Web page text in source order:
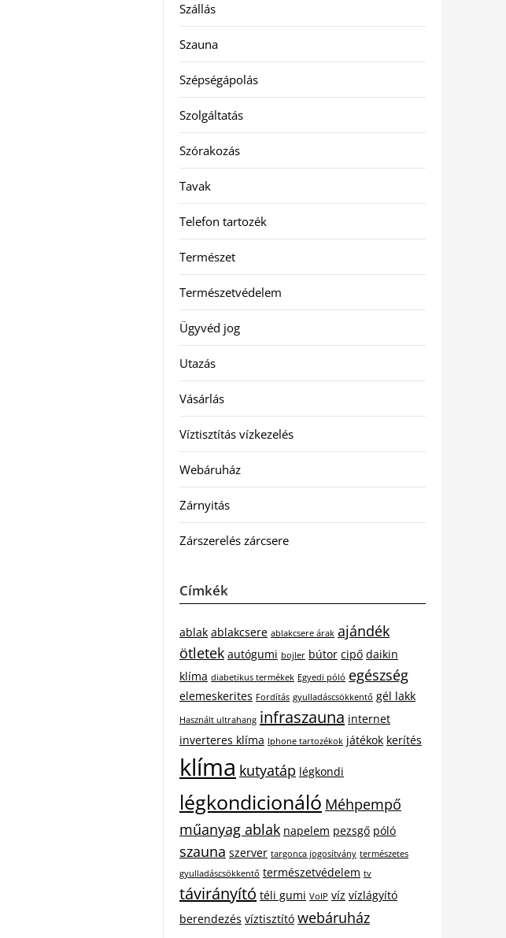
Szállás
Szauna
Szépségápolás
Szolgáltatás
Szórakozás
Tavak
Telefon tartozék
Természet
Természetvédelem
Ügyvéd jog
Utazás
Vásárlás
Víztisztítás vízkezelés
Webáruház
Zárnyitás
Zárszerelés zárcsere
Címkék
ablak ablakcsere ablakcsere árak ajándék
ötletek autógumi bojler bútor cipő daikin
klíma diabetikus termékek Egyedi póló egészség
elemeskerites Fordítás gyulladáscsökkentő gél lakk
Használt ultrahang infraszauna internet
inverteres klíma Iphone tartozékok játékok kerítés
klíma kutyatáp légkondi
légkondicionáló Méhpempő
műanyag ablak napelem pezsgő póló
szauna szerver targonca jogosítvány természetes
gyulladáscsökkentő természetvédelem tv
távirányító téli gumi VoIP víz vízlágyító
berendezés víztisztító webáruház